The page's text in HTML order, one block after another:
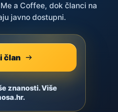
a Coffee, dok članci na
javno dostupni.
član
znanosti. Više